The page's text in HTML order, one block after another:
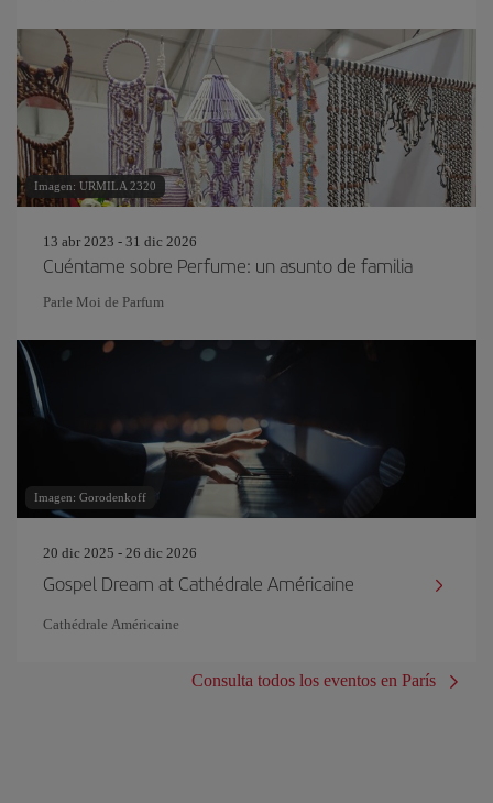
Imagen: URMILA 2320
13 abr 2023 - 31 dic 2026
Cuéntame sobre Perfume: un asunto de familia
Parle Moi de Parfum
Imagen: Gorodenkoff
20 dic 2025 - 26 dic 2026
Gospel Dream at Cathédrale Américaine
Cathédrale Américaine
Consulta todos los eventos en París